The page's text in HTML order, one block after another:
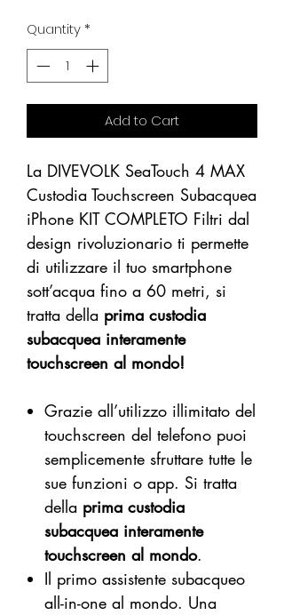
Quantity*
Add to Cart
La DIVEVOLK SeaTouch 4 MAX
Custodia Touchscreen Subacquea
iPhone KIT COMPLETO Filtri dal
design rivoluzionario ti permette
di utilizzare il tuo smartphone
sott’acqua fino a 60 metri, si
tratta della prima custodia
subacquea interamente
touchscreen al mondo!
Grazie all’utilizzo illimitato del
touchscreen del telefono puoi
semplicemente sfruttare tutte le
sue funzioni o app. Si tratta
della prima custodia
subacquea interamente
touchscreen al mondo.
Il primo assistente subacqueo
all-in-one al mondo. Una